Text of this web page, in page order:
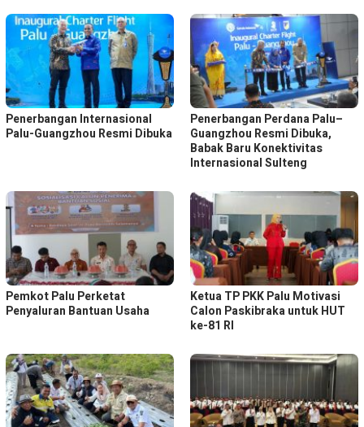
Penerbangan Internasional
Palu-Guangzhou Resmi Dibuka
Penerbangan Perdana Palu–
Guangzhou Resmi Dibuka,
Babak Baru Konektivitas
Internasional Sulteng
Pemkot Palu Perketat
Penyaluran Bantuan Usaha
Ketua TP PKK Palu Motivasi
Calon Paskibraka untuk HUT
ke-81 RI